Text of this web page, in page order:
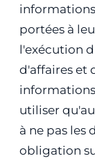
portées à
l'exécution
d'affaires et
utiliser
à ne pas les
obligation